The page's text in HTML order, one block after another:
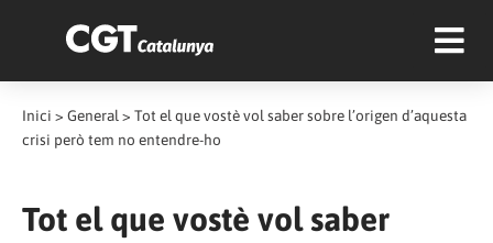
Inici > General > Tot el que vostè vol saber sobre l’origen d’aquesta
crisi però tem no entendre-ho
Tot el que vostè vol saber